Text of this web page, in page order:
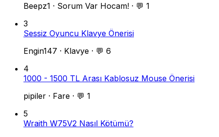
Beepz1 · Sorum Var Hocam! · 💬 1
3
Sessiz Oyuncu Klavye Önerisi
Engin147 · Klavye · 💬 6
4
1000 - 1500 TL Arası Kablosuz Mouse Önerisi
pipiler · Fare · 💬 1
5
Wraith W75V2 Nasıl Kötümü?